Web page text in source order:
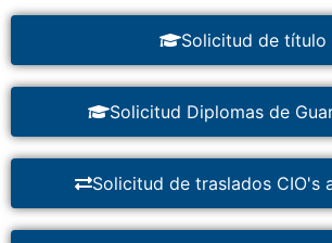
Solicitud de título
Solicitud Diplomas de
Solicitud de traslados CIO's